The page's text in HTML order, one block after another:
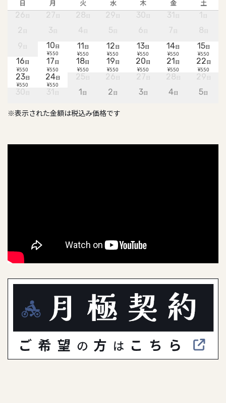
日 月 火 水 木 金
土
26 日 27 日 28 日 29 日 30 日 31 日 1 日
2 日 3 日 4 日 5 日 6 日 7 日 8 日
9 日 10日
¥550
11日
¥550
12日
¥550
13日
¥550
14日
¥550
15日
¥550
16日
¥550
17日
¥550
18日
¥550
19日
¥550
20日
¥550
21日
¥550
22日
¥550
23日
¥550
24日
¥550
25 日 26 日 27 日 28 日 29 日
30 日 31 日 1日 2日 3日 4日 5日
※表示された金額は税込み価格です